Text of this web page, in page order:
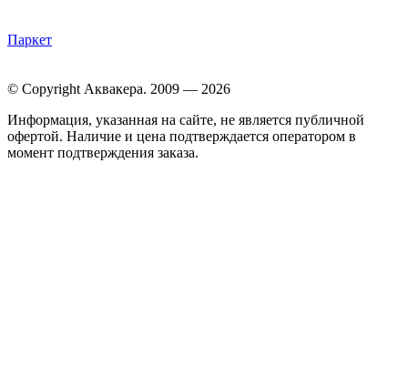
Паркет
© Copyright Аквакера. 2009 — 2026
Информация, указанная на сайте, не является публичной
офертой. Наличие и цена подтверждается оператором в
момент подтверждения заказа.